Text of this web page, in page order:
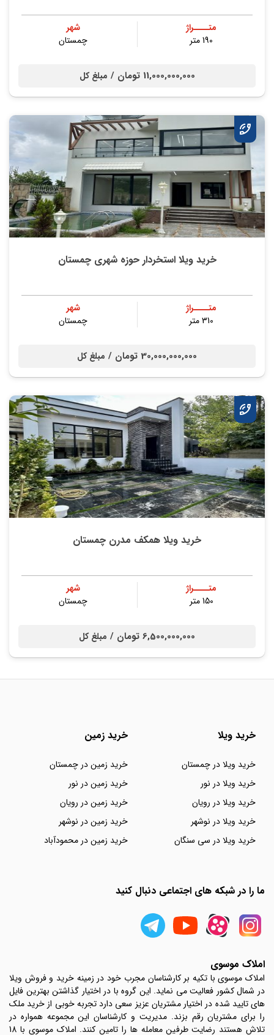
متــــراژ
190 متر
شهر
چمستان
11,000,000,000 تومان / مبلغ کل
خرید ویلا استخردار حوزه شهری چمستان
متــــراژ
310 متر
شهر
چمستان
30,000,000,000 تومان / مبلغ کل
خرید ویلا همکف مدرن چمستان
متــــراژ
150 متر
شهر
چمستان
6,500,000,000 تومان / مبلغ کل
خرید ویلا
خرید ویلا در چمستان
خرید ویلا در نور
خرید ویلا در رویان
خرید ویلا در نوشهر
خرید ویلا در سی سنگان
خرید زمین
خرید زمین در چمستان
خرید زمین در نور
خرید زمین در رویان
خرید زمین در نوشهر
خرید زمین در محمودآباد
ما را در شبکه های اجتماعی دنبال کنید
املاک موسوی
املاک موسوی با تکیه بر کارشناسان مجرب خود در زمینه خرید و فروش ویلا
در شمال کشور فعالیت می نماید. این گروه با در اختیار گذاشتن بهترین فایل
های تایید شده در اختیار مشتریان عزیز سعی دارد تجربه خوبی از خرید ملک
را برای مشتریان رقم بزند. مدیریت و کارشناسان این مجموعه همواره در
تلاش هستند رضایت طرفین معامله ها را تامین کنند. املاک موسوی با 18